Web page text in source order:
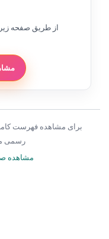
از طریق صفحه زیر
برای مشاهده فهرست
رسمی
مشاهده